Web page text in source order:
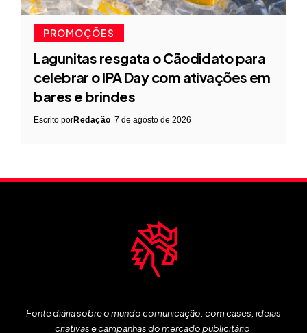
PROMOÇÕES
Lagunitas resgata o Cãodidato para
celebrar o IPA Day com ativações em
bares e brindes
Escrito porRedação 7 de agosto de 2026
Fonte diária sobre o mundo comunicação, com cases, ideias
criativas e campanhas do mercado publicitário.